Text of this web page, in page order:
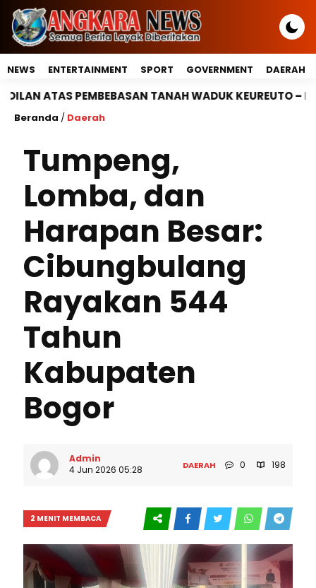
NEWS ENTERTAINMENT SPORT GOVERNMENT DAERAH
TANAH WADUK KEUREUTO – DIDUGA
Beranda / Daerah
Tumpeng,
Lomba, dan
Harapan Besar:
Cibungbulang
Rayakan 544
Tahun
Kabupaten
Bogor
Admin
4 Jun 2026 05:28
DAERAH 0 198
2 MENIT MEMBACA